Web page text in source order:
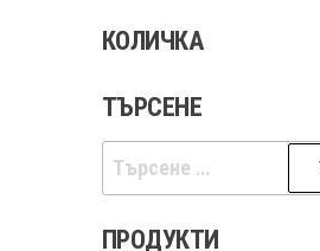
КОЛИЧКА
ТЪРСЕНЕ
Търсене
за:
ПРОДУКТИ